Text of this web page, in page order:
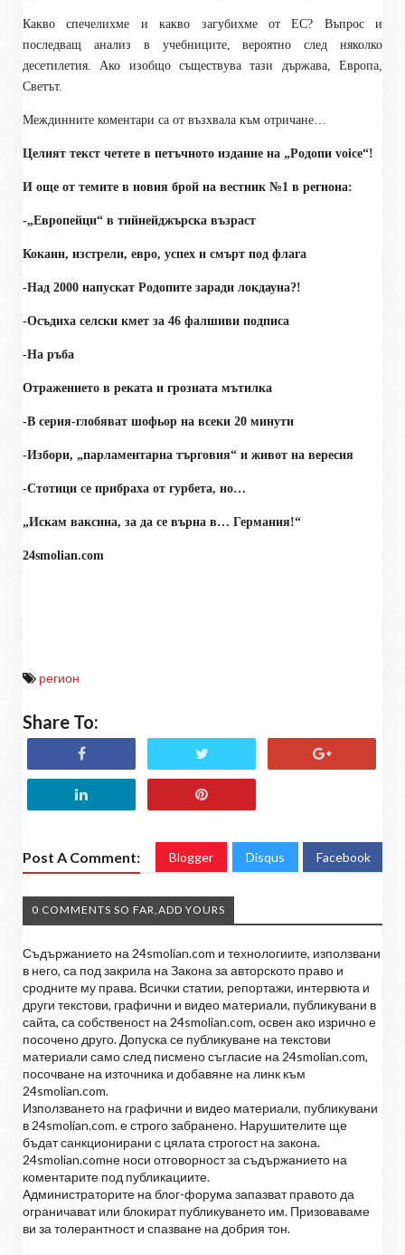
Какво спечелихме и какво загубихме от ЕС? Въпрос и
последващ анализ в учебниците, вероятно след няколко
десетилетия. Ако изобщо съществува тази държава, Европа,
Светът.
Междинните коментари са от възхвала към отричане…
Целият текст четете в петъчното издание на „Родопи voice“!
И още от темите в новия брой на вестник №1 в региона:
-„Европейци“ в тийнейджърска възраст
Кокаин, изстрели, евро, успех и смърт под флага
-Над 2000 напускат Родопите заради локдауна?!
-Осъдиха селски кмет за 46 фалшиви подписа
-На ръба
Отражението в реката и грозната мътилка
-В серия-глобяват шофьор на всеки 20 минути
-Избори, „парламентарна търговия“ и живот на вересия
-Стотици се прибраха от гурбета, но…
„Искам ваксина, за да се върна в… Германия!“
24smolian.com
регион
Share To:
Post A Comment: Blogger Disqus Facebook
0 COMMENTS SO FAR,ADD YOURS
Съдържанието на 24smolian.com и технологиите, използвани
в него, са под закрила на Закона за авторското право и
сродните му права. Всички статии, репортажи, интервюта и
други текстови, графични и видео материали, публикувани в
сайта, са собственост на 24smolian.com, освен ако изрично е
посочено друго. Допуска се публикуване на текстови
материали само след писмено съгласие на 24smolian.com,
посочване на източника и добавяне на линк към
24smolian.com.
Използването на графични и видео материали, публикувани
в 24smolian.com. е строго забранено. Нарушителите ще
бъдат санкционирани с цялата строгост на закона.
24smolian.comне носи отговорност за съдържанието на
коментарите под публикациите.
Администраторите на блог-форума запазват правото да
ограничават или блокират публикуването им. Призоваваме
ви за толерантност и спазване на добрия тон.